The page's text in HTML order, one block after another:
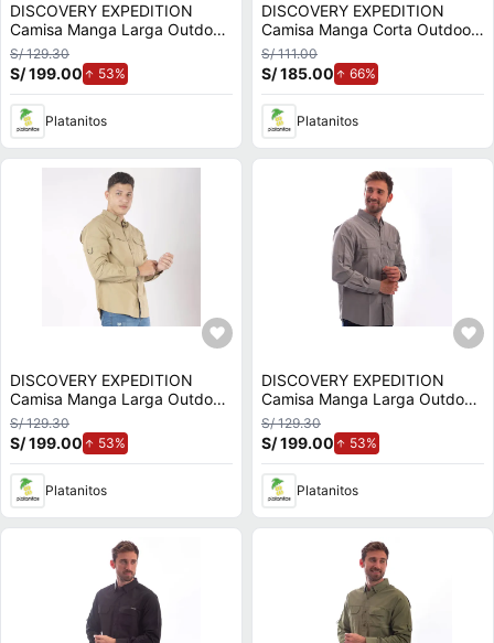
DISCOVERY EXPEDITION
Camisa Manga Larga Outdoor
Hombre Ft76811cfe
S/ 129.30
S/ 199.00 53%
Platanitos
DISCOVERY EXPEDITION
Camisa Manga Corta Outdoor
Hombre Ft76808blk
S/ 111.00
S/ 185.00 66%
Platanitos
DISCOVERY EXPEDITION
Camisa Manga Larga Outdoor
Hombre Ft76809khk
S/ 129.30
S/ 199.00 53%
Platanitos
DISCOVERY EXPEDITION
Camisa Manga Larga Outdoor
Hombre Ft76809slv
S/ 129.30
S/ 199.00 53%
Platanitos